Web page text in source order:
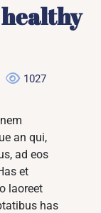
healthy
1027
an qui,
ad eos
et
laoreet
has